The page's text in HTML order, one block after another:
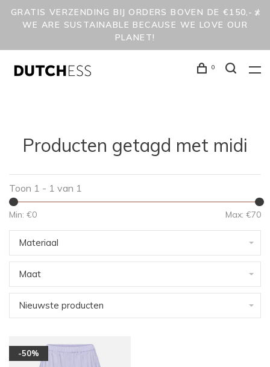
GRATIS VERZENDING BIJ ORDERS BOVEN DE €150,- /
WE ARE SUSTAINABLE BECAUSE WE LOVE OUR
PLANET!
0
Producten getagd met midi
Toon 1 - 1 van 1
Min: €0 Max: €70
Materiaal
Maat
Nieuwste producten
-50%